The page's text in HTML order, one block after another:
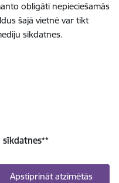
obligāti nepieciešamās
šajā vietnē var tikt
sīkdatnes.
sīkdatnes**
Apstiprināt atzīmētās